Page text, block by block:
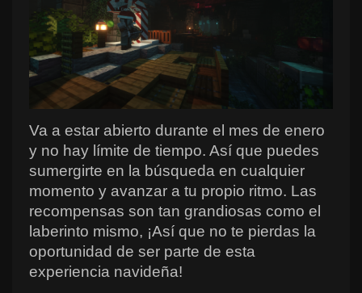
Va a estar abierto durante el mes de enero
y no hay límite de tiempo. Así que puedes
sumergirte en la búsqueda en cualquier
momento y avanzar a tu propio ritmo. Las
recompensas son tan grandiosas como el
laberinto mismo, ¡Así que no te pierdas la
oportunidad de ser parte de esta
experiencia navideña!